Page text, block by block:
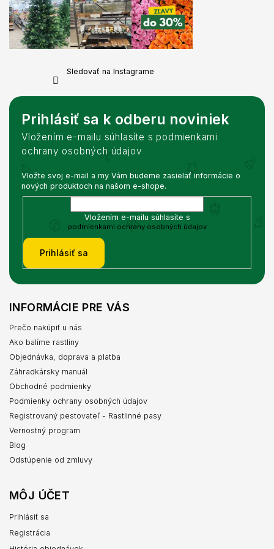
Sledovať na Instagrame
Prihlásiť sa k odberu noviniek
Vložením e-mailu súhlasíte s podmienkami
ochrany osobných údajov
Vložte svoj e-mail a my Vám budeme zasielať informácie o
nových produktoch na našom e-shope.
Vložením e-mailu súhlasíte s
podmienkami ochrany osobných údajov
Prihlásiť sa
INFORMÁCIE PRE VÁS
Prečo nakúpiť u nás
Ako balíme rastliny
Objednávka, doprava a platba
Záhradkársky manuál
Obchodné podmienky
Podmienky ochrany osobných údajov
Registrovaný pestovateľ - Rastlinné pasy
Vernostný program
Blog
Odstúpenie od zmluvy
MÔJ ÚČET
Prihlásiť sa
Registrácia